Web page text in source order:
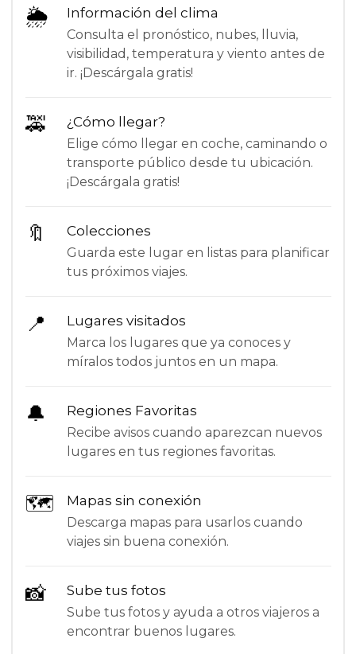
🌦 Información del clima
Consulta el pronóstico, nubes, lluvia,
visibilidad, temperatura y viento antes de
ir. ¡Descárgala gratis!
🚕 ¿Cómo llegar?
Elige cómo llegar en coche, caminando o
transporte público desde tu ubicación.
¡Descárgala gratis!
🔖 Colecciones
Guarda este lugar en listas para planificar
tus próximos viajes.
📍 Lugares visitados
Marca los lugares que ya conoces y
míralos todos juntos en un mapa.
🔔 Regiones Favoritas
Recibe avisos cuando aparezcan nuevos
lugares en tus regiones favoritas.
🗺 Mapas sin conexión
Descarga mapas para usarlos cuando
viajes sin buena conexión.
📸 Sube tus fotos
Sube tus fotos y ayuda a otros viajeros a
encontrar buenos lugares.